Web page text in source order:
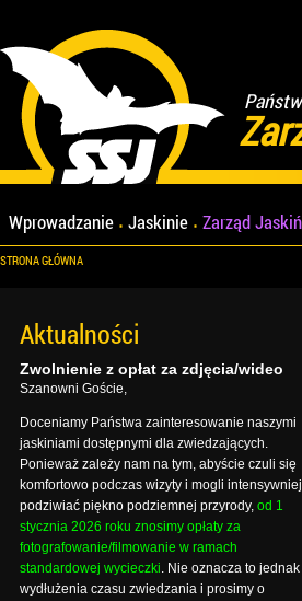
Wprowadzanie Jaskinie Zarząd
STRONA GŁÓWNA
Aktualności
Zwolnienie z opłat za zdjęcia/wideo
Szanowni Goście,
Doceniamy Państwa zainteresowanie naszymi
jaskiniami dostępnymi dla zwiedzających.
Ponieważ zależy nam na tym, abyście czuli się
komfortowo podczas wizyty i mogli intensywniej
podziwiać piękno podziemnej przyrody, od 1
stycznia 2026 roku znosimy opłaty za
fotografowanie/filmowanie w ramach
standardowej wycieczki. Nie oznacza to jednak
wydłużenia czasu zwiedzania i prosimy o